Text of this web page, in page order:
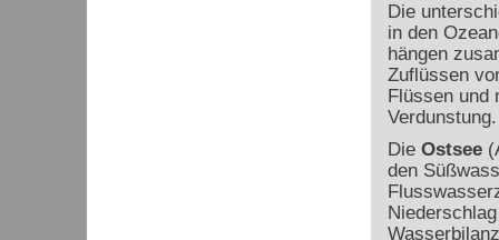
Die
in den
hängen
Zuflüssen
Flüssen und
Verdunstung.
Die Ostsee
den